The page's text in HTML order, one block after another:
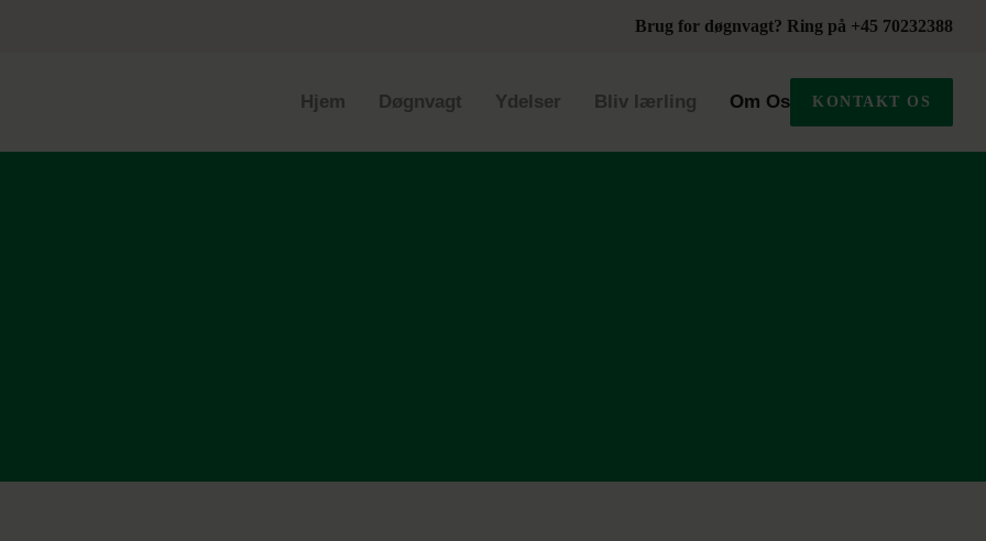
Brug for døgnvagt? Ring på +45 70232388
Hjem Døgnvagt Ydelser Bliv lærling Om Os KONTAKT OS